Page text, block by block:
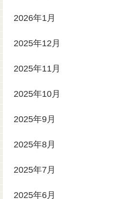
2026年1月
2025年12月
2025年11月
2025年10月
2025年9月
2025年8月
2025年7月
2025年6月